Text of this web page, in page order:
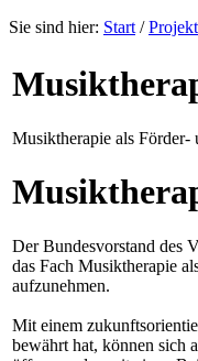
Sie sind hier: Start /
Musiktherapie als Förder-
Der Bundesvorstand des
das Fach Musiktherapie
aufzunehmen.
Mit einem
bewährt hat, können sich